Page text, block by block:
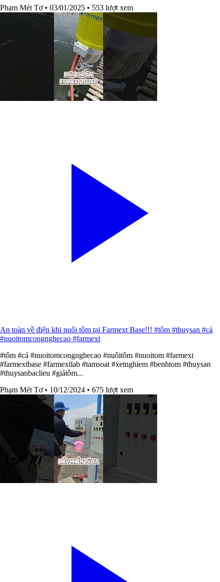
Phạm Mét Tơ • 03/01/2025 • 553 lượt xem
An toàn về điện khi nuôi tôm tại Farmext Base!!! #tôm #thuysan #cá
#nuoitomcongnghecao #farmext
#tôm #cá #nuoitomcongnghecao #nuôitôm #nuoitom #farmext
#farmextbase #farmextlab #tamsoat #xetnghiem #benhtom #thuysan
#thuysanbaclieu #giátôm...
Phạm Mét Tơ • 10/12/2024 • 675 lượt xem